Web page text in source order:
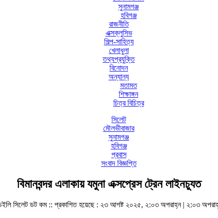
সুনামগঞ্জ
হবিগঞ্জ
রাজনীতি
এক্সক্লুসিভ
শিল্প-সাহিত্য
খেলাধুলা
তথ্যপ্রযুক্তি
বিনোদন
অন্যান্য
মতামত
শিক্ষাঙ্গন
চিত্র বিচিত্র
সিলেট
মৌলভীবাজার
সুনামগঞ্জ
হবিগঞ্জ
প্রবাস
সংবাদ বিজ্ঞপ্তি
বিমানবন্দর এলাকায় যমুনা এক্সপ্রেস ট্রেন লাইনচ্যুত
সিলেট ডট কম ::প্রকাশিত হয়েছে : ২৩ আগষ্ট ২০২৫, ২:০৩ অপরাহ্ন | ২:০৩